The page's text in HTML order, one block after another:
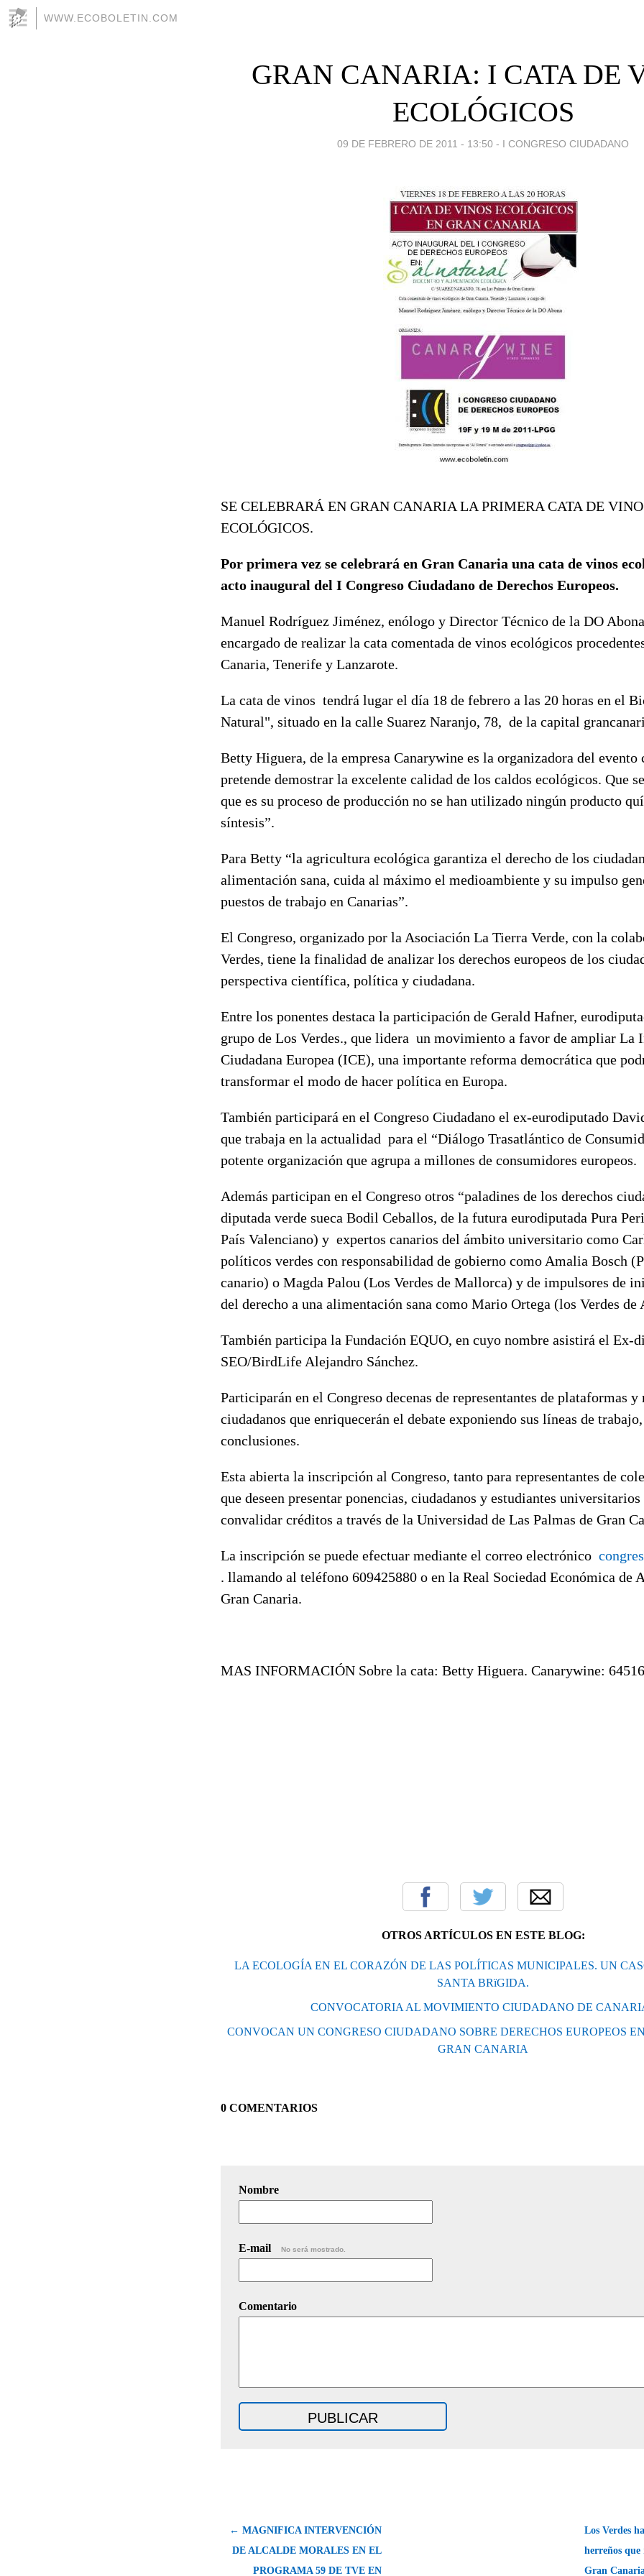
WWW.ECOBOLETIN.COM
GRAN CANARIA: I CATA DE
ECOLÓGICOS
09 DE FEBRERO DE 2011 - 13:50 - I CONGRESO CIUDADANO
SE CELEBRARÁ EN GRAN CANARIA LA PRIMERA CATA DE
ECOLÓGICOS.
Por primera vez se celebrará en Gran Canaria una cata de vinos
acto inaugural del I Congreso Ciudadano de Derechos Europeos.
Manuel Rodríguez Jiménez, enólogo y Director Técnico de la DO
encargado de realizar la cata comentada de vinos ecológicos
Canaria, Tenerife y Lanzarote.
La cata de vinos tendrá lugar el día 18 de febrero a las 20 horas en el
Natural", situado en la calle Suarez Naranjo, 78, de la capital
Betty Higuera, de la empresa Canarywine es la organizadora del evento
pretende demostrar la excelente calidad de los caldos ecológicos. Que
que es su proceso de producción no se han utilizado ningún producto
síntesis”.
Para Betty “la agricultura ecológica garantiza el derecho de los
alimentación sana, cuida al máximo el medioambiente y su impulso
puestos de trabajo en Canarias”.
El Congreso, organizado por la Asociación La Tierra Verde, con la
Verdes, tiene la finalidad de analizar los derechos europeos de los
perspectiva científica, política y ciudadana.
Entre los ponentes destaca la participación de Gerald Hafner,
grupo de Los Verdes., que lidera un movimiento a favor de ampliar La
Ciudadana Europea (ICE), una importante reforma democrática que
transformar el modo de hacer política en Europa.
También participará en el Congreso Ciudadano el ex-eurodiputado
que trabaja en la actualidad para el “Diálogo Trasatlántico de
potente organización que agrupa a millones de consumidores europeos.
Además participan en el Congreso otros “paladines de los derechos
diputada verde sueca Bodil Ceballos, de la futura eurodiputada Pura
País Valenciano) y expertos canarios del ámbito universitario como
políticos verdes con responsabilidad de gobierno como Amalia Bosch
canario) o Magda Palou (Los Verdes de Mallorca) y de impulsores de
del derecho a una alimentación sana como Mario Ortega (los Verdes de
También participa la Fundación EQUO, en cuyo nombre asistirá el Ex-
SEO/BirdLife Alejandro Sánchez.
Participarán en el Congreso decenas de representantes de plataformas
ciudadanos que enriquecerán el debate exponiendo sus líneas de
conclusiones.
Esta abierta la inscripción al Congreso, tanto para representantes de
que deseen presentar ponencias, ciudadanos y estudiantes universitarios
convalidar créditos a través de la Universidad de Las Palmas de Gran
La inscripción se puede efectuar mediante el correo electrónico
. llamando al teléfono 609425880 o en la Real Sociedad Económica de
Gran Canaria.
MAS INFORMACIÓN Sobre la cata: Betty Higuera. Canarywine:
OTROS ARTÍCULOS EN ESTE BLOG:
LA ECOLOGÍA EN EL CORAZÓN DE LAS POLÍTICAS MUNICIPALES. UN
SANTA BRïGIDA.
CONVOCATORIA AL MOVIMIENTO CIUDADANO DE
CONVOCAN UN CONGRESO CIUDADANO SOBRE DERECHOS EUROPEOS
GRAN CANARIA
0 COMENTARIOS
Nombre
E-mail No será mostrado.
Comentario
← MAGNIFICA INTERVENCIÓN
DE ALCALDE MORALES EN EL
PROGRAMA 59 DE TVE EN
Los Verdes
herreños que
Gran